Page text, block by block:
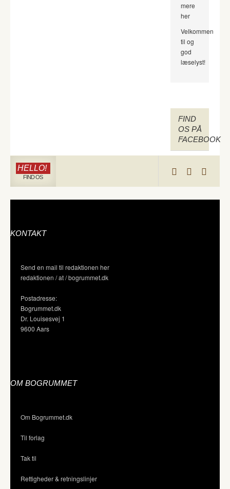
mere
her
Velkommen
til og
god
læselyst!
FIND
OS PÅ
FACEBOOK
HELLO!
FIND OS
KONTAKT
Send en mail til redaktionen her
redaktionen / at / bogrummet.dk
Postadresse:
Bogrummet.dk
Dr. Louisesvej 1
9600 Aars
OM BOGRUMMET
Om Bogrummet.dk
Til forlag
Tak til
Rettigheder & retningslinjer